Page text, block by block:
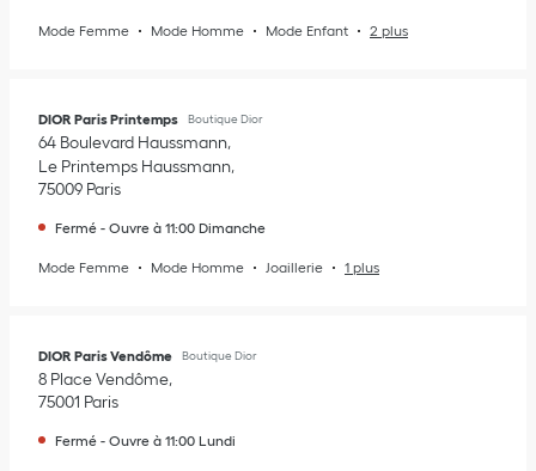
Mode Femme Mode Homme Mode Enfant 2 plus
DIOR Paris Printemps Boutique Dior
64 Boulevard Haussmann
Le Printemps Haussmann
75009 Paris
Fermé - Ouvre à 11:00 Dimanche
Mode Femme Mode Homme Joaillerie 1 plus
DIOR Paris Vendôme Boutique Dior
8 Place Vendôme
75001 Paris
Fermé - Ouvre à 11:00 Lundi